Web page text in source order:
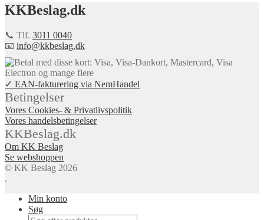
KKBeslag.dk
📞 Tlf. 3011 0040
📧 info@kkbeslag.dk
✓ EAN-fakturering via NemHandel
Betingelser
Vores Cookies- & Privatlivspolitik
Vores handelsbetingelser
KKBeslag.dk
Om KK Beslag
Se webshoppen
© KK Beslag 2026
.
Min konto
Søg